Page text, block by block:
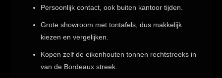
Persoonlijk contact, ook buiten kantoor tijden.
Grote showroom met tontafels, dus makkelijk
kiezen en vergelijken.
Kopen zelf de eikenhouten tonnen rechtstreeks in
van de Bordeaux streek.